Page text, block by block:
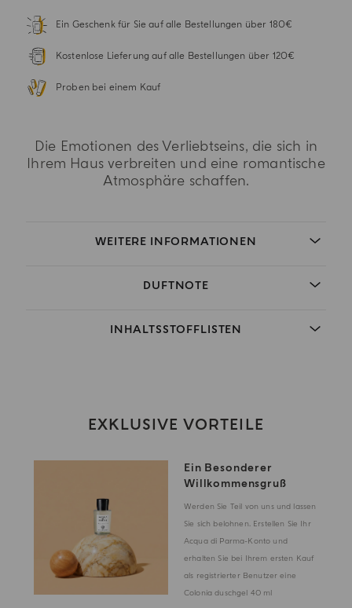
Ein Geschenk für Sie auf alle Bestellungen über 180€
Kostenlose Lieferung auf alle Bestellungen über 120€
Proben bei einem Kauf
Die Emotionen des Verliebtseins, die sich in
Ihrem Haus verbreiten und eine romantische
Atmosphäre schaffen.
WEITERE INFORMATIONEN
DUFTNOTE
INHALTSSTOFFLISTEN
EXKLUSIVE VORTEILE
Ein Besonderer
Willkommensgruß
Werden Sie Teil von uns und lassen
Sie sich belohnen. Erstellen Sie Ihr
Acqua di Parma-Konto und
erhalten Sie bei Ihrem ersten Kauf
als registrierter Benutzer eine
Colonia duschgel 40 ml